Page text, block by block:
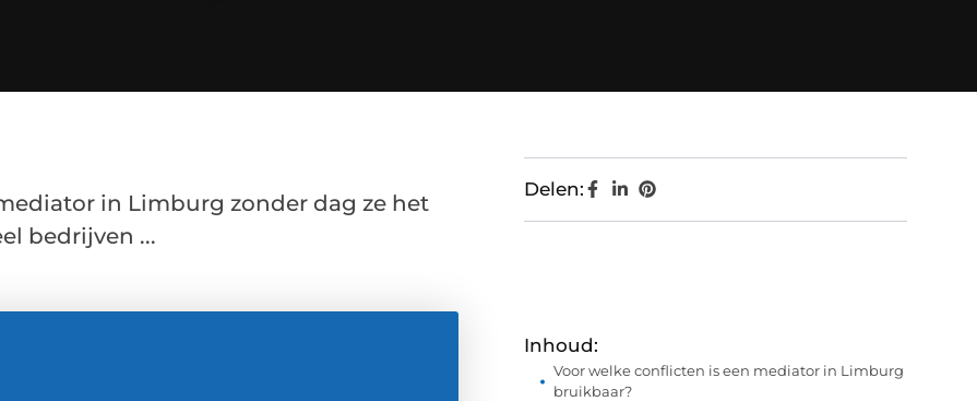
in Limburg zonder dag ze het
bedrijven ...
Delen:
Inhoud:
Voor welke conflicten is een mediator in Limburg
bruikbaar?